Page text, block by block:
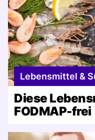
Lebensmittel &
Diese
FODMAP-frei